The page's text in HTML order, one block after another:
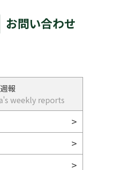
お問い合わせ
報
weekly reports